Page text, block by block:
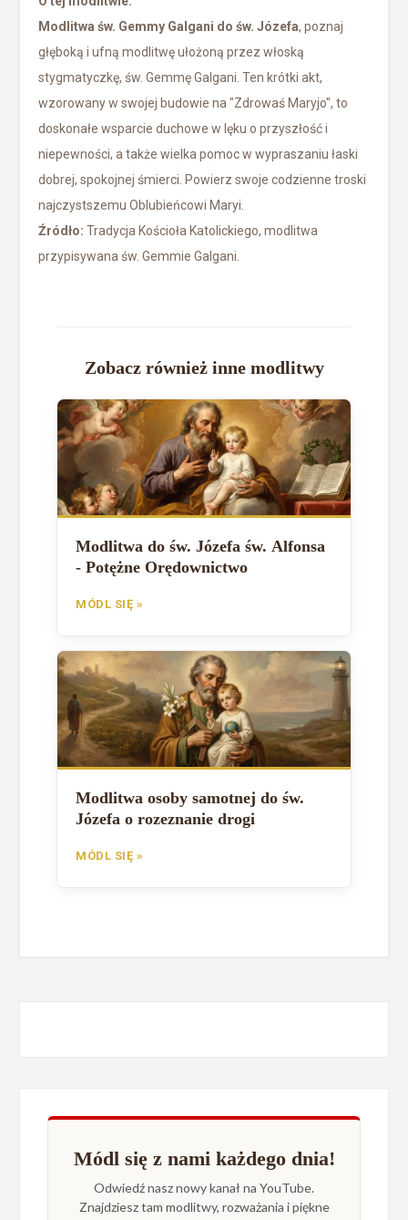
Modlitwa św. Gemmy Galgani do św. Józefa, poznaj
głęboką i ufną modlitwę ułożoną przez włoską
stygmatyczkę, św. Gemmę Galgani. Ten krótki akt,
wzorowany w swojej budowie na "Zdrowaś Maryjo", to
doskonałe wsparcie duchowe w lęku o przyszłość i
niepewności, a także wielka pomoc w wypraszaniu łaski
dobrej, spokojnej śmierci. Powierz swoje codzienne troski
najczystszemu Oblubieńcowi Maryi.
Źródło: Tradycja Kościoła Katolickiego, modlitwa
przypisywana św. Gemmie Galgani.
Zobacz również inne modlitwy
Modlitwa do św. Józefa św. Alfonsa
- Potężne Orędownictwo
MÓDL SIĘ »
Modlitwa osoby samotnej do św.
Józefa o rozeznanie drogi
MÓDL SIĘ »
Módl się z nami każdego dnia!
Odwiedź nasz nowy kanał na YouTube.
Znajdziesz tam modlitwy, rozważania i piękne